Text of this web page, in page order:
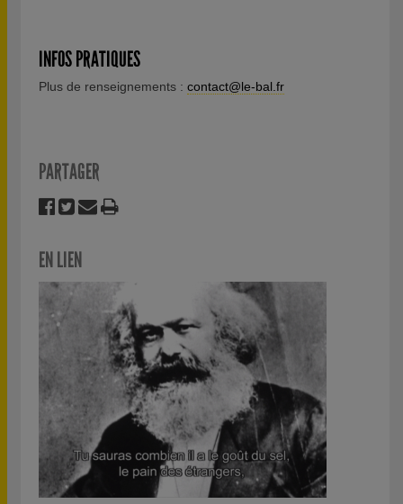
INFOS PRATIQUES
Plus de renseignements : contact@le-bal.fr
PARTAGER
EN LIEN